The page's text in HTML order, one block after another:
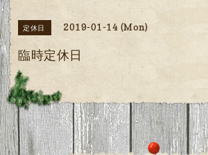
定休日 2019-01-14 (Mon)
臨時定休日